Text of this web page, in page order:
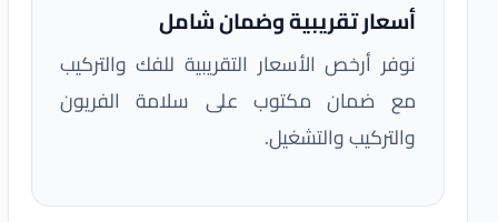
أسعار تقريبية وضمان شامل
نوفر أرخص الأسعار التقريبية للفك والتركيب
مع ضمان مكتوب على سلامة الفريون
والتركيب والتشغيل.